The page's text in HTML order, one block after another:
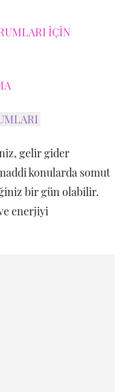
İÇİN
gelir gider
konularda somut
bir gün olabilir.
enerjiyi